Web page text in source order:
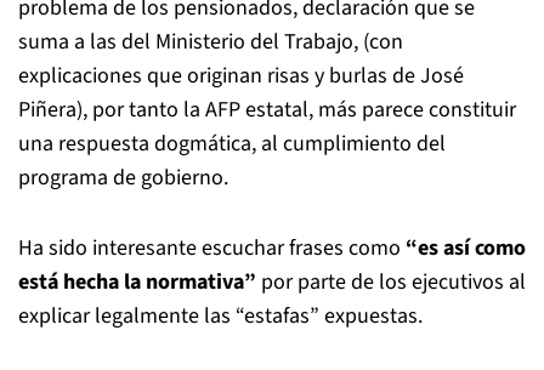
problema de los pensionados, declaración que se
suma a las del Ministerio del Trabajo, (con
explicaciones que originan risas y burlas de José
Piñera), por tanto la AFP estatal, más parece constituir
una respuesta dogmática, al cumplimiento del
programa de gobierno.
Ha sido interesante escuchar frases como “es así como
está hecha la normativa” por parte de los ejecutivos al
explicar legalmente las “estafas” expuestas.